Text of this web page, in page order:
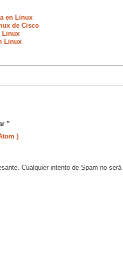
en Linux
de Cisco
Linux
Linux
”
)
Cualquier intento de Spam no